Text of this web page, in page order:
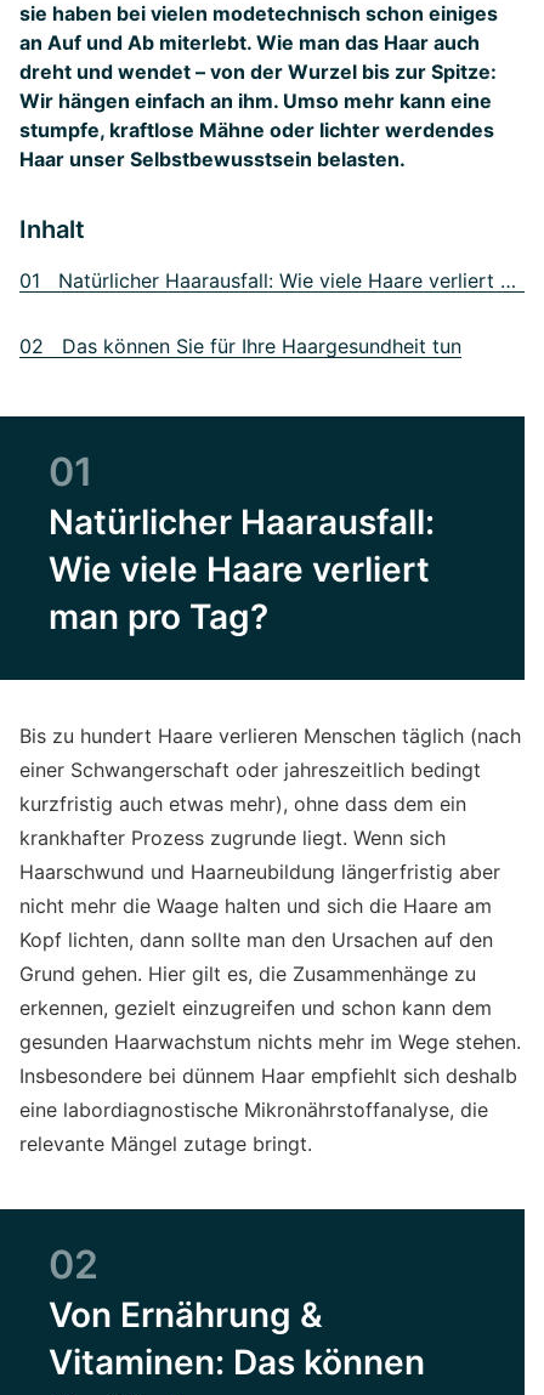
sie haben bei vielen modetechnisch schon einiges
an Auf und Ab miterlebt. Wie man das Haar auch
dreht und wendet – von der Wurzel bis zur Spitze:
Wir hängen einfach an ihm. Umso mehr kann eine
stumpfe, kraftlose Mähne oder lichter werdendes
Haar unser Selbstbewusstsein belasten.
Inhalt
01 Natürlicher Haarausfall: Wie viele Haare verliert man pro Tag?
02 Das können Sie für Ihre Haargesundheit tun
01
Natürlicher Haarausfall:
Wie viele Haare verliert
man pro Tag?
Bis zu hundert Haare verlieren Menschen täglich (nach
einer Schwangerschaft oder jahreszeitlich bedingt
kurzfristig auch etwas mehr), ohne dass dem ein
krankhafter Prozess zugrunde liegt. Wenn sich
Haarschwund und Haarneubildung längerfristig aber
nicht mehr die Waage halten und sich die Haare am
Kopf lichten, dann sollte man den Ursachen auf den
Grund gehen. Hier gilt es, die Zusammenhänge zu
erkennen, gezielt einzugreifen und schon kann dem
gesunden Haarwachstum nichts mehr im Wege stehen.
Insbesondere bei dünnem Haar empfiehlt sich deshalb
eine labordiagnostische Mikronährstoffanalyse, die
relevante Mängel zutage bringt.
02
Von Ernährung &
Vitaminen: Das können